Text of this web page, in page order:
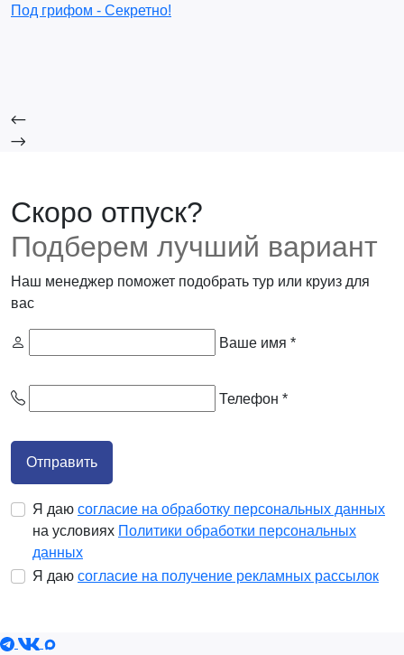
Под грифом - Секретно!
Скоро отпуск?
Подберем лучший вариант
Наш менеджер поможет подобрать тур или круиз для
вас
Ваше имя *
Телефон *
Отправить
Я даю согласие на обработку персональных данных
на условиях Политики обработки персональных
данных
Я даю согласие на получение рекламных рассылок